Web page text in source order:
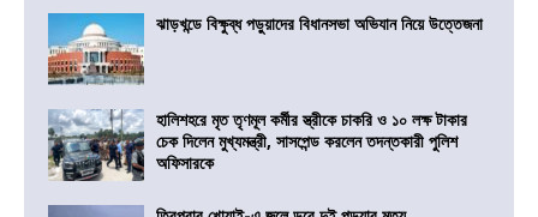
ঝাড়খন্ডে বিক্ষুব্ধ পড়ুয়াদের বিধানসভা অভিযান নিয়ে উত্তেজনা
হালিশহরে মৃত তৃণমূল কর্মীর স্ত্রীকে চাকরি ও ১০ লক্ষ টাকার
চেক দিলেন মুখ্যমন্ত্রী, সাসপেন্ড করলেন তদন্তকারী পুলিশ
অফিসারকে